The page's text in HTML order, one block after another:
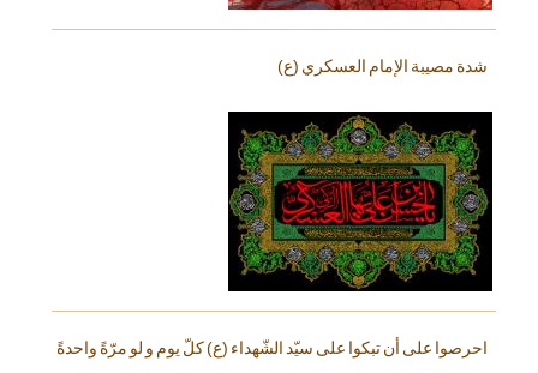
شدة مصيبة الإمام العسكري (ع)
احرصوا على أن تبكوا على سيّد الشّهداء (ع) كلّ يوم و لو مرّةً واحدةً